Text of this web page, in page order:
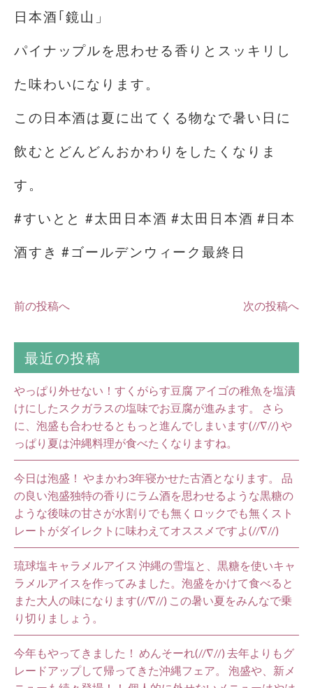
日本酒｢鏡山」
パイナップルを思わせる香りとスッキリし
た味わいになります。
この日本酒は夏に出てくる物なで暑い日に
飲むとどんどんおかわりをしたくなりま
す。
#すいとと #太田日本酒 #太田日本酒 #日本
酒すき #ゴールデンウィーク最終日
前の投稿へ 次の投稿へ
最近の投稿
やっぱり外せない！すくがらす豆腐 アイゴの稚魚を塩漬
けにしたスクガラスの塩味でお豆腐が進みます。 さら
に、泡盛も合わせるともっと進んでしまいます(//∇//) や
っぱり夏は沖縄料理が食べたくなりますね。
今日は泡盛！ やまかわ3年寝かせた古酒となります。 品
の良い泡盛独特の香りにラム酒を思わせるような黒糖の
ような後味の甘さが水割りでも無くロックでも無くスト
レートがダイレクトに味わえてオススメですよ(//∇//)
琉球塩キャラメルアイス 沖縄の雪塩と、黒糖を使いキャ
ラメルアイスを作ってみました。泡盛をかけて食べると
また大人の味になります(//∇//) この暑い夏をみんなで乗
り切りましょう。
今年もやってきました！ めんそーれ(//∇//) 去年よりもグ
レードアップして帰ってきた沖縄フェア。 泡盛や、新メ